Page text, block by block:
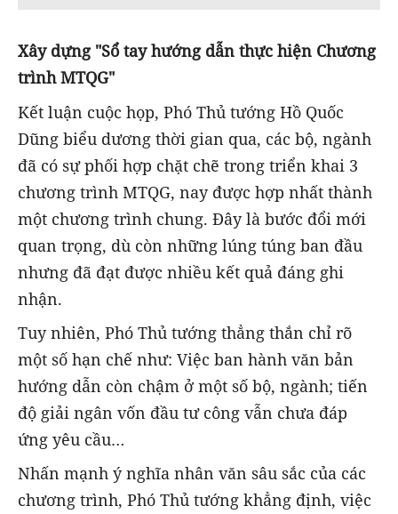
Xây dựng "Sổ tay hướng dẫn thực hiện Chương
trình MTQG"
Kết luận cuộc họp, Phó Thủ tướng Hồ Quốc
Dũng biểu dương thời gian qua, các bộ, ngành
đã có sự phối hợp chặt chẽ trong triển khai 3
chương trình MTQG, nay được hợp nhất thành
một chương trình chung. Đây là bước đổi mới
quan trọng, dù còn những lúng túng ban đầu
nhưng đã đạt được nhiều kết quả đáng ghi
nhận.
Tuy nhiên, Phó Thủ tướng thẳng thắn chỉ rõ
một số hạn chế như: Việc ban hành văn bản
hướng dẫn còn chậm ở một số bộ, ngành; tiến
độ giải ngân vốn đầu tư công vẫn chưa đáp
ứng yêu cầu…
Nhấn mạnh ý nghĩa nhân văn sâu sắc của các
chương trình, Phó Thủ tướng khẳng định, việc